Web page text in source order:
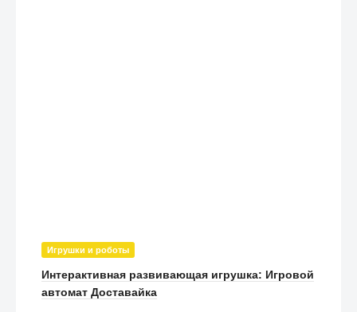
Игрушки и роботы
Интерактивная развивающая игрушка: Игровой
автомат Доставайка